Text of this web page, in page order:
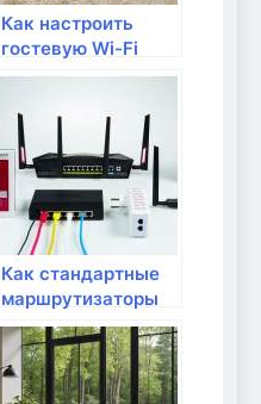
Как настроить
гостевую Wi-Fi
сеть для дома
Как стандартные
маршрутизаторы
могут улучшить
ваш интернет в
квартире?